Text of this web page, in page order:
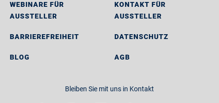
WEBINARE FÜR
AUSSTELLER
BARRIEREFREIHEIT
BLOG
KONTAKT FÜR
AUSSTELLER
DATENSCHUTZ
AGB
Bleiben Sie mit uns in Kontakt